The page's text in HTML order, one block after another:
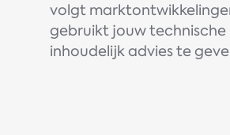
volgt
gebruikt jouw technische
inhoudelijk advies te